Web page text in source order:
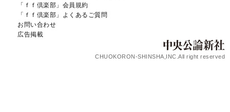
「ｆｆ倶楽部」会員規約
「ｆｆ倶楽部」よくあるご質問
お問い合わせ
広告掲載
CHUOKORON-SHINSHA,INC.All right reserved